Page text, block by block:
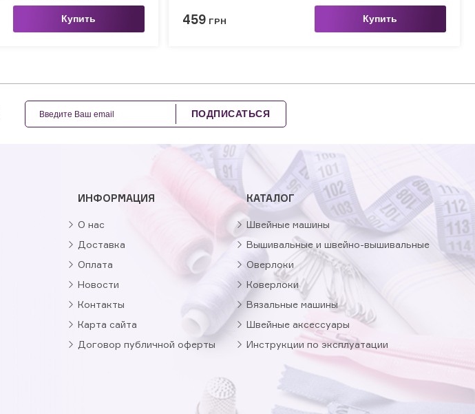
Купить 459 ГРН Купить
ПОДПИСАТЬСЯ
ИНФОРМАЦИЯ
О нас
Доставка
Оплата
Новости
Контакты
Карта сайта
Договор публичной оферты
КАТАЛОГ
Швейные машины
Вышивальные и швейно-вышивальные
Оверлоки
Коверлоки
Вязальные машины
Швейные аксессуары
Инструкции по эксплуатации